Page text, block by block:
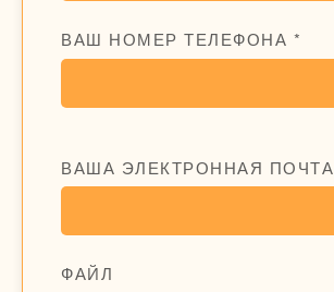
ВАШ НОМЕР ТЕЛЕФОНА *
ВАША ЭЛЕКТРОННАЯ ПОЧТА
ФАЙЛ